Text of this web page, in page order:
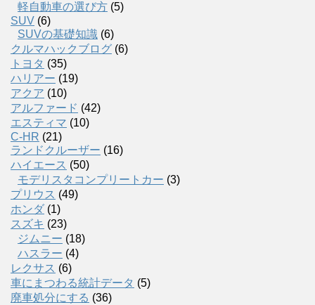
軽自動車の選び方 (5)
SUV (6)
SUVの基礎知識 (6)
クルマハックブログ (6)
トヨタ (35)
ハリアー (19)
アクア (10)
アルファード (42)
エスティマ (10)
C-HR (21)
ランドクルーザー (16)
ハイエース (50)
モデリスタコンプリートカー (3)
プリウス (49)
ホンダ (1)
スズキ (23)
ジムニー (18)
ハスラー (4)
レクサス (6)
車にまつわる統計データ (5)
廃車処分にする (36)